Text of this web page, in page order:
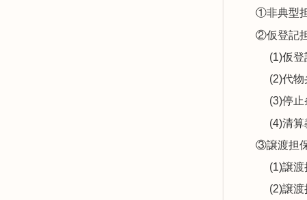
①非典型
②仮登記
(1)仮
(2)代
(3)停
(4)清算
③譲渡担
(1)譲
(2)譲